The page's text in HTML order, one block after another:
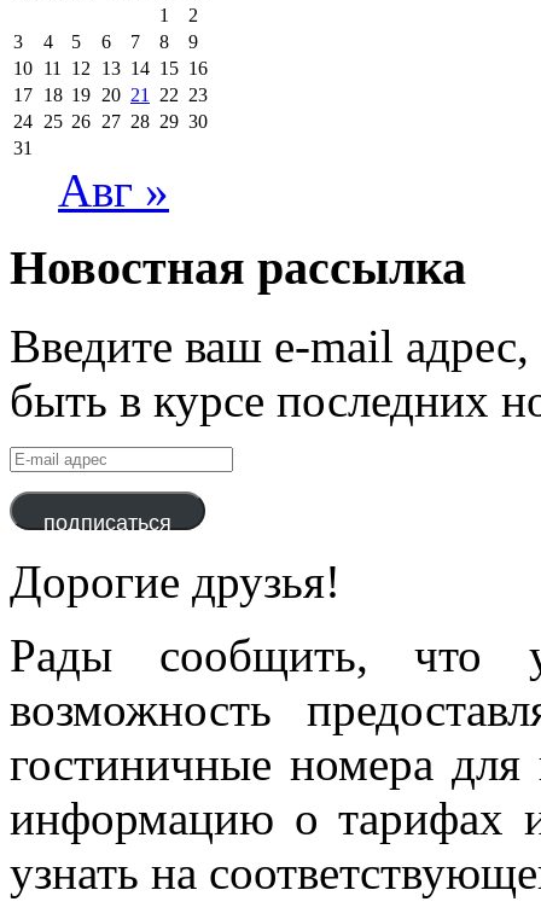
1
2
3
4 5 6 7 8
9
10 11 12 13 14 15 16
17 18 19 20 21 22 23
24 25 26 27 28 29 30
31
Авг »
Новостная рассылка
Введите ваш e-mail
быть в курсе последних
E-
mail
адрес
подписаться
Дорогие друзья!
Рады сообщить,
возможность
гостиничные номера
информацию о тарифах
узнать на